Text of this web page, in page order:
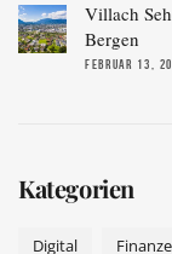
Villach
Bergen
FEBRUAR 13,
Kategorien
Digital